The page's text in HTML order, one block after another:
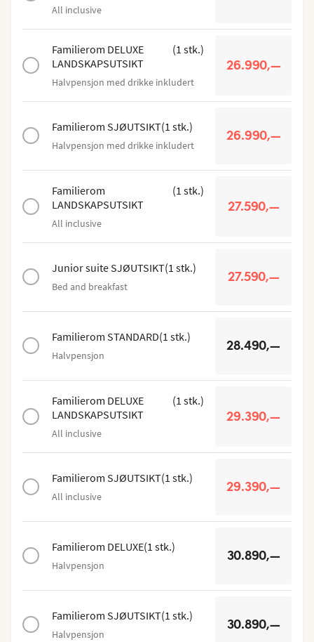
All inclusive
Familierom DELUXE
LANDSKAPSUTSIKT
(1 stk.)
Halvpensjon med drikke inkludert
26.990,—
Familierom SJØUTSIKT(1 stk.)
Halvpensjon med drikke inkludert
26.990,—
Familierom
LANDSKAPSUTSIKT
(1 stk.)
All inclusive
27.590,—
Junior suite SJØUTSIKT(1 stk.)
Bed and breakfast
27.590,—
Familierom STANDARD(1 stk.)
Halvpensjon
28.490,—
Familierom DELUXE
LANDSKAPSUTSIKT
(1 stk.)
All inclusive
29.390,—
Familierom SJØUTSIKT(1 stk.)
All inclusive
29.390,—
Familierom DELUXE(1 stk.)
Halvpensjon
30.890,—
Familierom SJØUTSIKT(1 stk.)
Halvpensjon
30.890,—